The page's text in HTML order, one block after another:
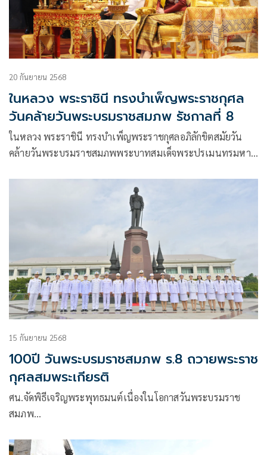
20 กันยายน 2568
ในหลวง พระราชินี ทรงบำเพ็ญพระราชกุศล
วันคล้ายวันพระบรมราชสมภพ รัชกาลที่ 8
ในหลวง พระราชินี ทรงบำเพ็ญพระราชกุศลอภิลักขิตสมัยวัน
คล้ายวันพระบรมราชสมภพพระบาทสมเด็จพระปรเมนทรมหา
15 กันยายน 2568
100ปี วันพระบรมราชสมภพ ร.8 ถวายพระราช
กุศลสมพระเกียรติ
ศน.จัดพิธีเจริญพระพุทธมนต์เนื่องในโอกาสวันพระบรมราช
สมภพ…